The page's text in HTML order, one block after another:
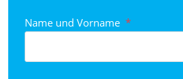
234/4 39 49
Name und Vorname *